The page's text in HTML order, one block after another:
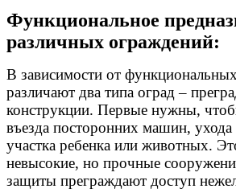
Функциональное
различных ограждений:
В зависимости от
различают два типа оград –
конструкции. Первые нужны,
въезда посторонних машин,
участка ребенка или животных.
невысокие, но прочные
защиты преграждают доступ